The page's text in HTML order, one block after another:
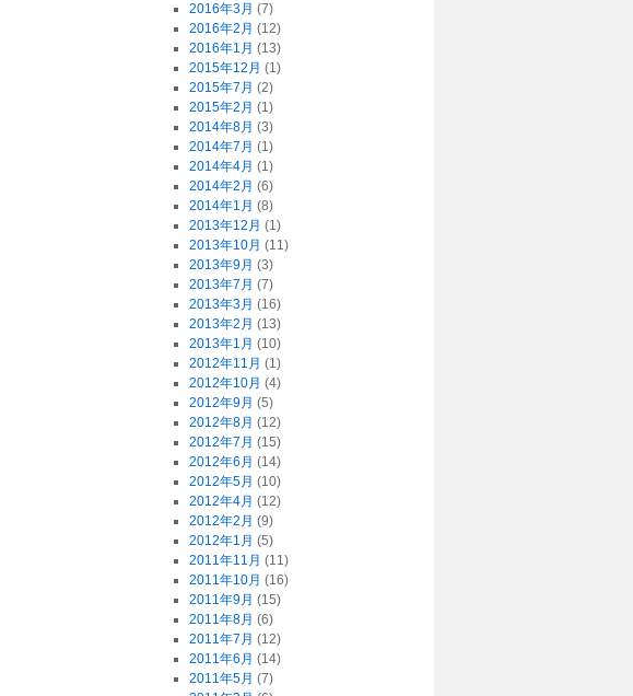
2016年3月 (7)
2016年2月 (12)
2016年1月 (13)
2015年12月 (1)
2015年7月 (2)
2015年2月 (1)
2014年8月 (3)
2014年7月 (1)
2014年4月 (1)
2014年2月 (6)
2014年1月 (8)
2013年12月 (1)
2013年10月 (11)
2013年9月 (3)
2013年7月 (7)
2013年3月 (16)
2013年2月 (13)
2013年1月 (10)
2012年11月 (1)
2012年10月 (4)
2012年9月 (5)
2012年8月 (12)
2012年7月 (15)
2012年6月 (14)
2012年5月 (10)
2012年4月 (12)
2012年2月 (9)
2012年1月 (5)
2011年11月 (11)
2011年10月 (16)
2011年9月 (15)
2011年8月 (6)
2011年7月 (12)
2011年6月 (14)
2011年5月 (7)